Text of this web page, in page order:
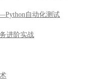
自动化测试
进阶实战